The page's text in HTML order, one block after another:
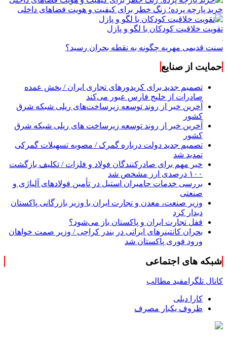
خرید پارچه پرده؛ زنگ خطر برای کیفیت و هویت فضاهای داخلی
تقویت خلاقیت کودکان با لگو و پازل
سنت قدیمی مهریه چگونه به نقطه بحران رسید؟
حمایت از صنایع
تصمیم جدید برای کریدورهای تجاری ایران / بخش عمده
صادرات از خلیج فارس عبور می‌کند
آخرین خبر از روند توسعه زیرساخت‌های ریلی شبکه شرق
کشور
آخرین خبر از روند توسعه زیرساخت های ریلی شبکه شرق
کشور
تصمیم جدید دولت درباره گمرک / مصوبه تسهیلات گمرکی
تمدید شد
خبر مهم برای صادرکنندگان فولاد و فلزات / تکلیف بازگشت
۱۰۰ درصدی ارز مشخص شد
بررسی خدمات حامیران استیل در تأمین فولادهای آلیاژی و
صنعتی
وزیر صنعت، معدن و تجارت ایران با وزیر بازرگانی پاکستان
دیدار کرد
قفل تجارت ایران و پاکستان باز می‌شود؟
بحران کانتینر‌های ایرانی در بندر کراچی / وزیر صمت خواهان
ورود فوری پاکستان شد
شبکه های اجتماعی
کانال تلگرامفید مطالب
کارا دیلی
ظروف یکبار مصرف